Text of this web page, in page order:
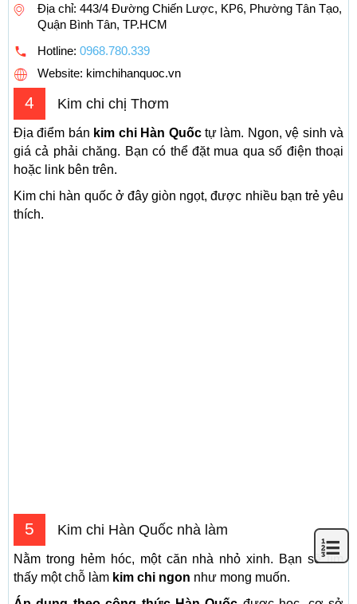
Địa chỉ: 443/4 Đường Chiến Lược, KP6, Phường Tân Tạo,
Quận Bình Tân, TP.HCM
Hotline: 0968.780.339
Website: kimchihanquoc.vn
4 Kim chi chị Thơm
Địa điểm bán kim chi Hàn Quốctự làm. Ngon, vệ sinh và
giá cả phải chăng. Bạn có thể đặt mua qua số điện thoại
hoặc link bên trên.
Kim chi hàn quốc ở đây giòn ngọt, được nhiều bạn trẻ yêu
thích.
5 Kim chi Hàn Quốc nhà làm
Nằm trong hẻm hóc, một căn nhà nhỏ xinh. Bạn sẽ tìm
thấy một chỗ làm kim chi ngon như mong muốn.